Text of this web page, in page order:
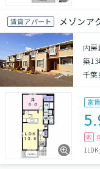
賃貸アパート メゾンア
内
築13
千葉
家
敷
1LDK